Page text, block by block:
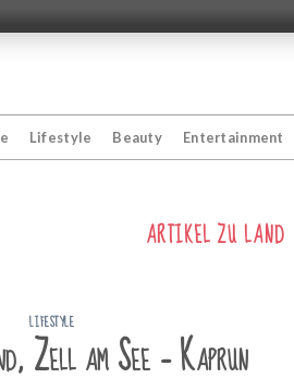
Lifestyle Beauty Entertainment
ARTIKEL ZU LAND
LIFESTYLE
Zell am See – Kaprun